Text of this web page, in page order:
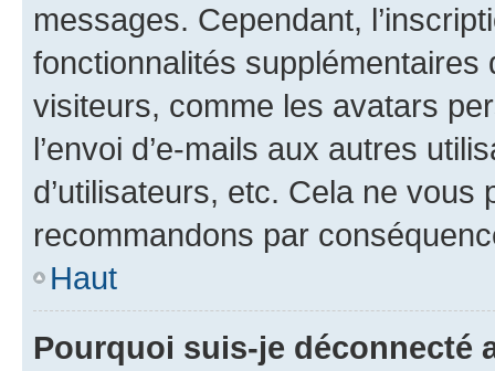
messages. Cependant,
fonctionnalités
visiteurs, comme les avatars
l’envoi d’e-mails aux autres
d’utilisateurs, etc. Cela ne vous
recommandons par
Haut
Pourquoi suis-je déconnecté